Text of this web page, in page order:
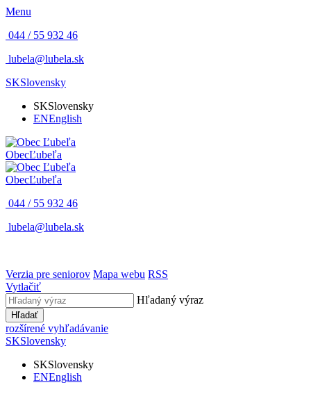
Menu
044 / 55 932 46
lubela@lubela.sk
SKSlovensky
SKSlovensky
ENEnglish
ObecĽubeľa
ObecĽubeľa
044 / 55 932 46
lubela@lubela.sk
Verzia pre seniorov Mapa webu RSS
Vytlačiť
Hľadaný výraz
Hľadať
rozšírené vyhľadávanie
SKSlovensky
SKSlovensky
ENEnglish